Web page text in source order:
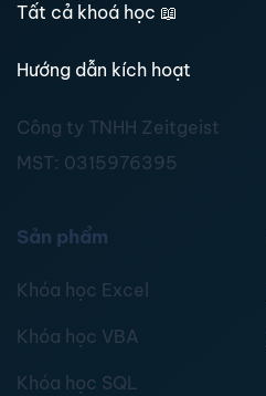
Tất cả khoá học 📖
Hướng dẫn kích hoạt
Công ty TNHH Zeitgeist
MST: 0315976395
Sản phẩm
Khóa học Excel
Khóa học VBA
Khóa học SQL